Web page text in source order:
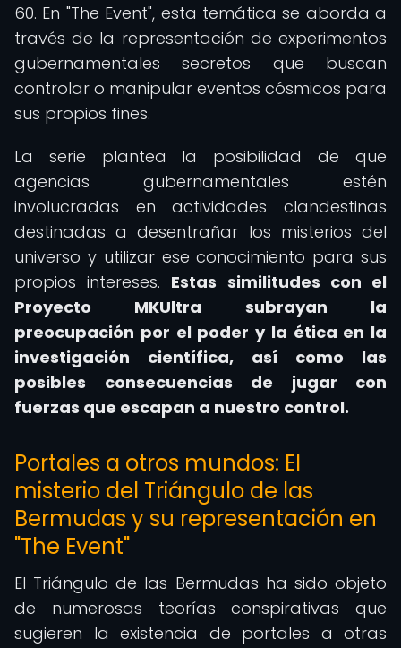
60. En "The Event", esta temática se aborda a
través de la representación de experimentos
gubernamentales secretos que buscan
controlar o manipular eventos cósmicos para
sus propios fines.
La serie plantea la posibilidad de que
agencias gubernamentales estén
involucradas en actividades clandestinas
destinadas a desentrañar los misterios del
universo y utilizar ese conocimiento para sus
propios intereses. Estas similitudes con el
Proyecto MKUltra subrayan la
preocupación por el poder y la ética en la
investigación científica, así como las
posibles consecuencias de jugar con
fuerzas que escapan a nuestro control.
Portales a otros mundos: El
misterio del Triángulo de las
Bermudas y su representación en
"The Event"
El Triángulo de las Bermudas ha sido objeto
de numerosas teorías conspirativas que
sugieren la existencia de portales a otras